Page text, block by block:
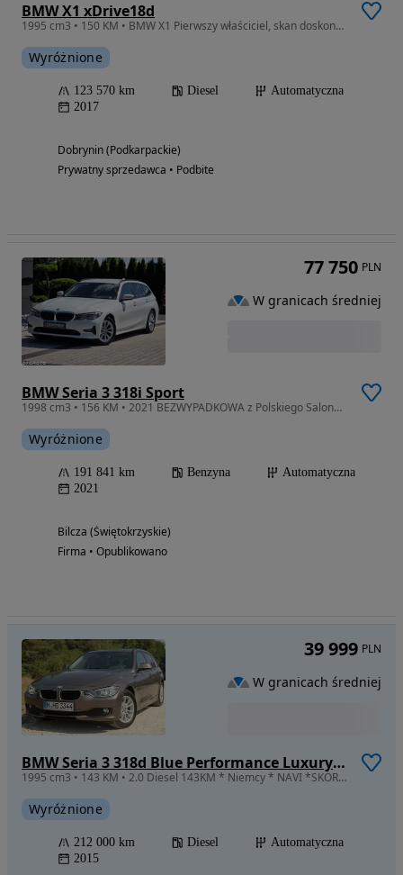
BMW X1 xDrive18d
1995 cm3 • 150 KM • BMW X1 Pierwszy właściciel, skan doskonały
Wyróżnione
123 570 km Diesel
Automatyczna
2017
Dobrynin (Podkarpackie)
Prywatny sprzedawca • Podbite
BMW Seria 3 318i Sport
1998 cm3 • 156 KM • 2021 BEZWYPADKOWA z Polskiego Salonu AUTOMAT FV23% Serwis ASO
Wyróżnione
191 841 km Benzyna
Automatyczna
2021
Bilcza (Świętokrzyskie)
Firma • Opublikowano
77 750 PLN
W granicach średniej
BMW Seria 3 318d Blue Performance Luxury Line
1995 cm3 • 143 KM • 2.0 Diesel 143KM * Niemcy * NAVI *SKÓRY * PANORAMA * Znakomity STAN!
Wyróżnione
212 000 km Diesel
Automatyczna
2015
39 999 PLN
W granicach średniej